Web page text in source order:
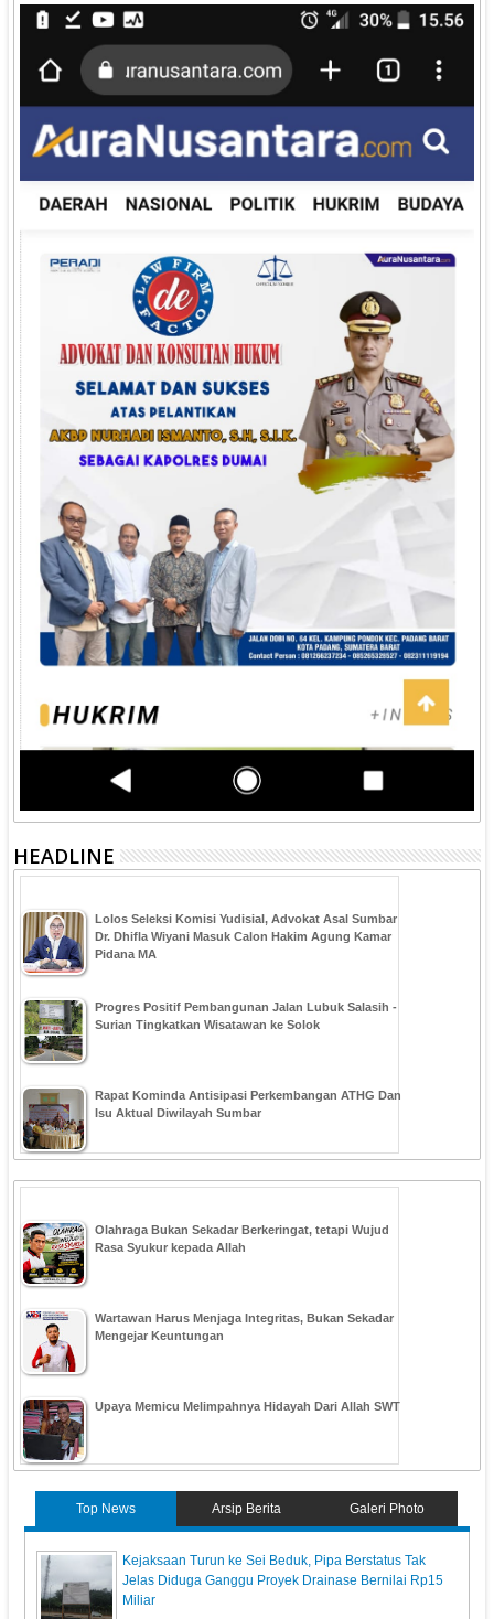
HEADLINE
‎Lolos Seleksi Komisi Yudisial, Advokat Asal Sumbar
Dr. Dhifla Wiyani Masuk Calon Hakim Agung Kamar
Pidana MA
Progres Positif Pembangunan Jalan Lubuk Salasih -
Surian Tingkatkan Wisatawan ke Solok
Rapat Kominda Antisipasi Perkembangan ATHG Dan
Isu Aktual Diwilayah Sumbar
Olahraga Bukan Sekadar Berkeringat, tetapi Wujud
Rasa Syukur kepada Allah
Wartawan Harus Menjaga Integritas, Bukan Sekadar
Mengejar Keuntungan
Upaya Memicu Melimpahnya Hidayah Dari Allah SWT
Top News Arsip Berita Galeri Photo
Kejaksaan Turun ke Sei Beduk, Pipa Berstatus Tak
Jelas Diduga Ganggu Proyek Drainase Bernilai Rp15
Miliar